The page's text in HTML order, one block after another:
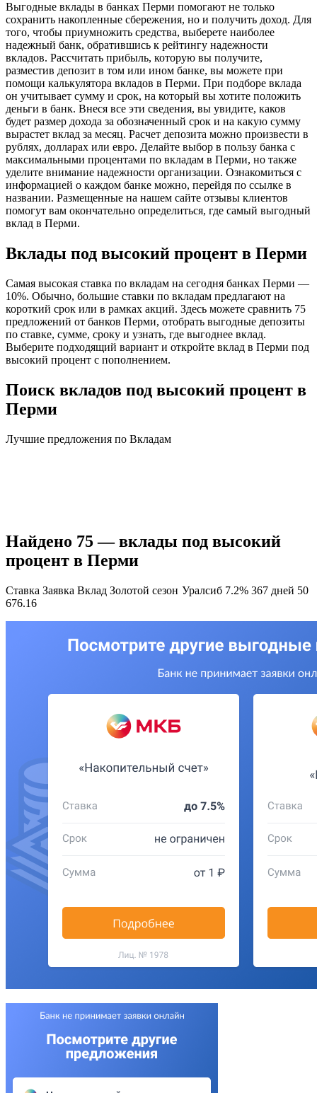
Выгодные вклады в банках Перми помогают не только
сохранить накопленные сбережения, но и получить доход. Для
того, чтобы приумножить средства, выберете наиболее
надежный банк, обратившись к рейтингу надежности
вкладов. Рассчитать прибыль, которую вы получите,
разместив депозит в том или ином банке, вы можете при
помощи калькулятора вкладов в Перми. При подборе вклада
он учитывает сумму и срок, на который вы хотите положить
деньги в банк. Внеся все эти сведения, вы увидите, каков
будет размер дохода за обозначенный срок и на какую сумму
вырастет вклад за месяц. Расчет депозита можно произвести в
рублях, долларах или евро. Делайте выбор в пользу банка с
максимальными процентами по вкладам в Перми, но также
уделите внимание надежности организации. Ознакомиться с
информацией о каждом банке можно, перейдя по ссылке в
названии. Размещенные на нашем сайте отзывы клиентов
помогут вам окончательно определиться, где самый выгодный
вклад в Перми.
Вклады под высокий процент в Перми
Самая высокая ставка по вкладам на сегодня банках Перми —
10%. Обычно, большие ставки по вкладам предлагают на
короткий срок или в рамках акций. Здесь можете сравнить 75
предложений от банков Перми, отобрать выгодные депозиты
по ставке, сумме, сроку и узнать, где выгоднее вклад.
Выберите подходящий вариант и откройте вклад в Перми под
высокий процент с пополнением.
Поиск вкладов под высокий процент в
Перми
Лучшие предложения по Вкладам
Найдено 75 — вклады под высокий
процент в Перми
Ставка Заявка Вклад Золотой сезон Уралсиб 7.2% 367 дней 50
676.16